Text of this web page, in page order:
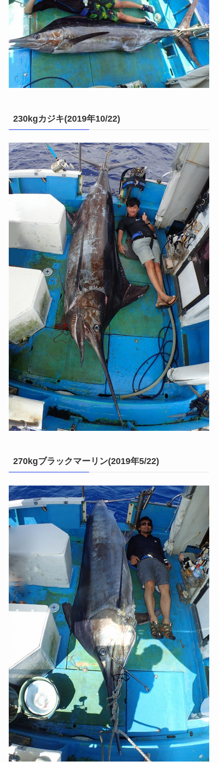
230kgカジキ(2019年10/22)
270kgブラックマーリン(2019年5/22)